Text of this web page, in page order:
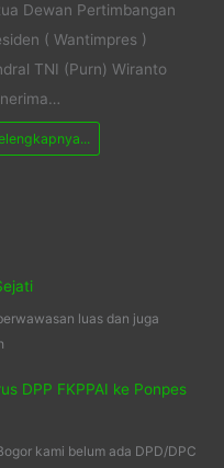
Dewan Pertimbangan
( Wantimpres )
TNI (Purn) Wiranto
luas dan juga
DPP FKPPAI ke Ponpes
kami belum ada DPD/DPC